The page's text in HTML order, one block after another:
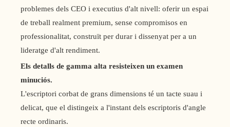
problemes dels CEO i executius d'alt nivell: oferir un espai
de treball realment premium, sense compromisos en
professionalitat, construït per durar i dissenyat per a un
lideratge d'alt rendiment.
Els detalls de gamma alta resisteixen un examen
minuciós.
L'escriptori corbat de grans dimensions té un tacte suau i
delicat, que el distingeix a l'instant dels escriptoris d'angle
recte ordinaris.